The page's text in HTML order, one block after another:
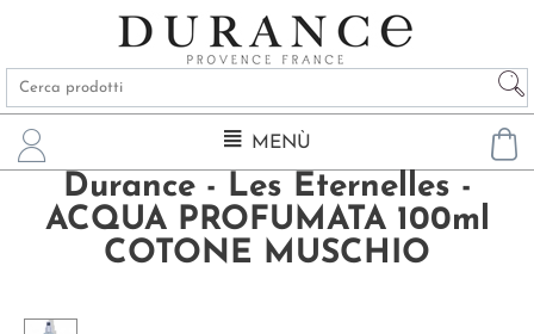
MENÙ
Durance - Les Eternelles -
ACQUA PROFUMATA 100ml
COTONE MUSCHIO